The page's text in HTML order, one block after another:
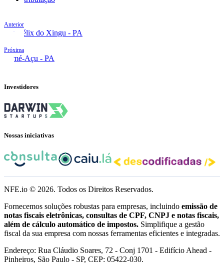
Anterior
São Félix do Xingu - PA
Próxima
Tomé-Açu - PA
Investidores
Nossas iniciativas
NFE.io © 2026. Todos os Direitos Reservados.
Fornecemos soluções robustas para empresas, incluindo emissão de
notas fiscais eletrônicas, consultas de CPF, CNPJ e notas fiscais,
além de cálculo automático de impostos. Simplifique a gestão
fiscal da sua empresa com nossas ferramentas eficientes e integradas.
Endereço: Rua Cláudio Soares, 72 - Conj 1701 - Edifício Ahead -
Pinheiros, São Paulo - SP, CEP: 05422-030.